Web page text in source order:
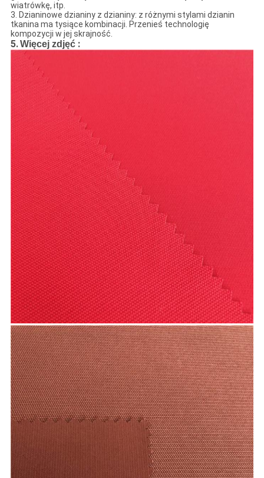
wiatrówkę, itp.
3. Dzianinowe dzianiny z dzianiny: z różnymi stylami dzianin
tkanina ma tysiące kombinacji. Przenieś technologię
kompozycji w jej skrajność.
5.Więcej zdjęć: